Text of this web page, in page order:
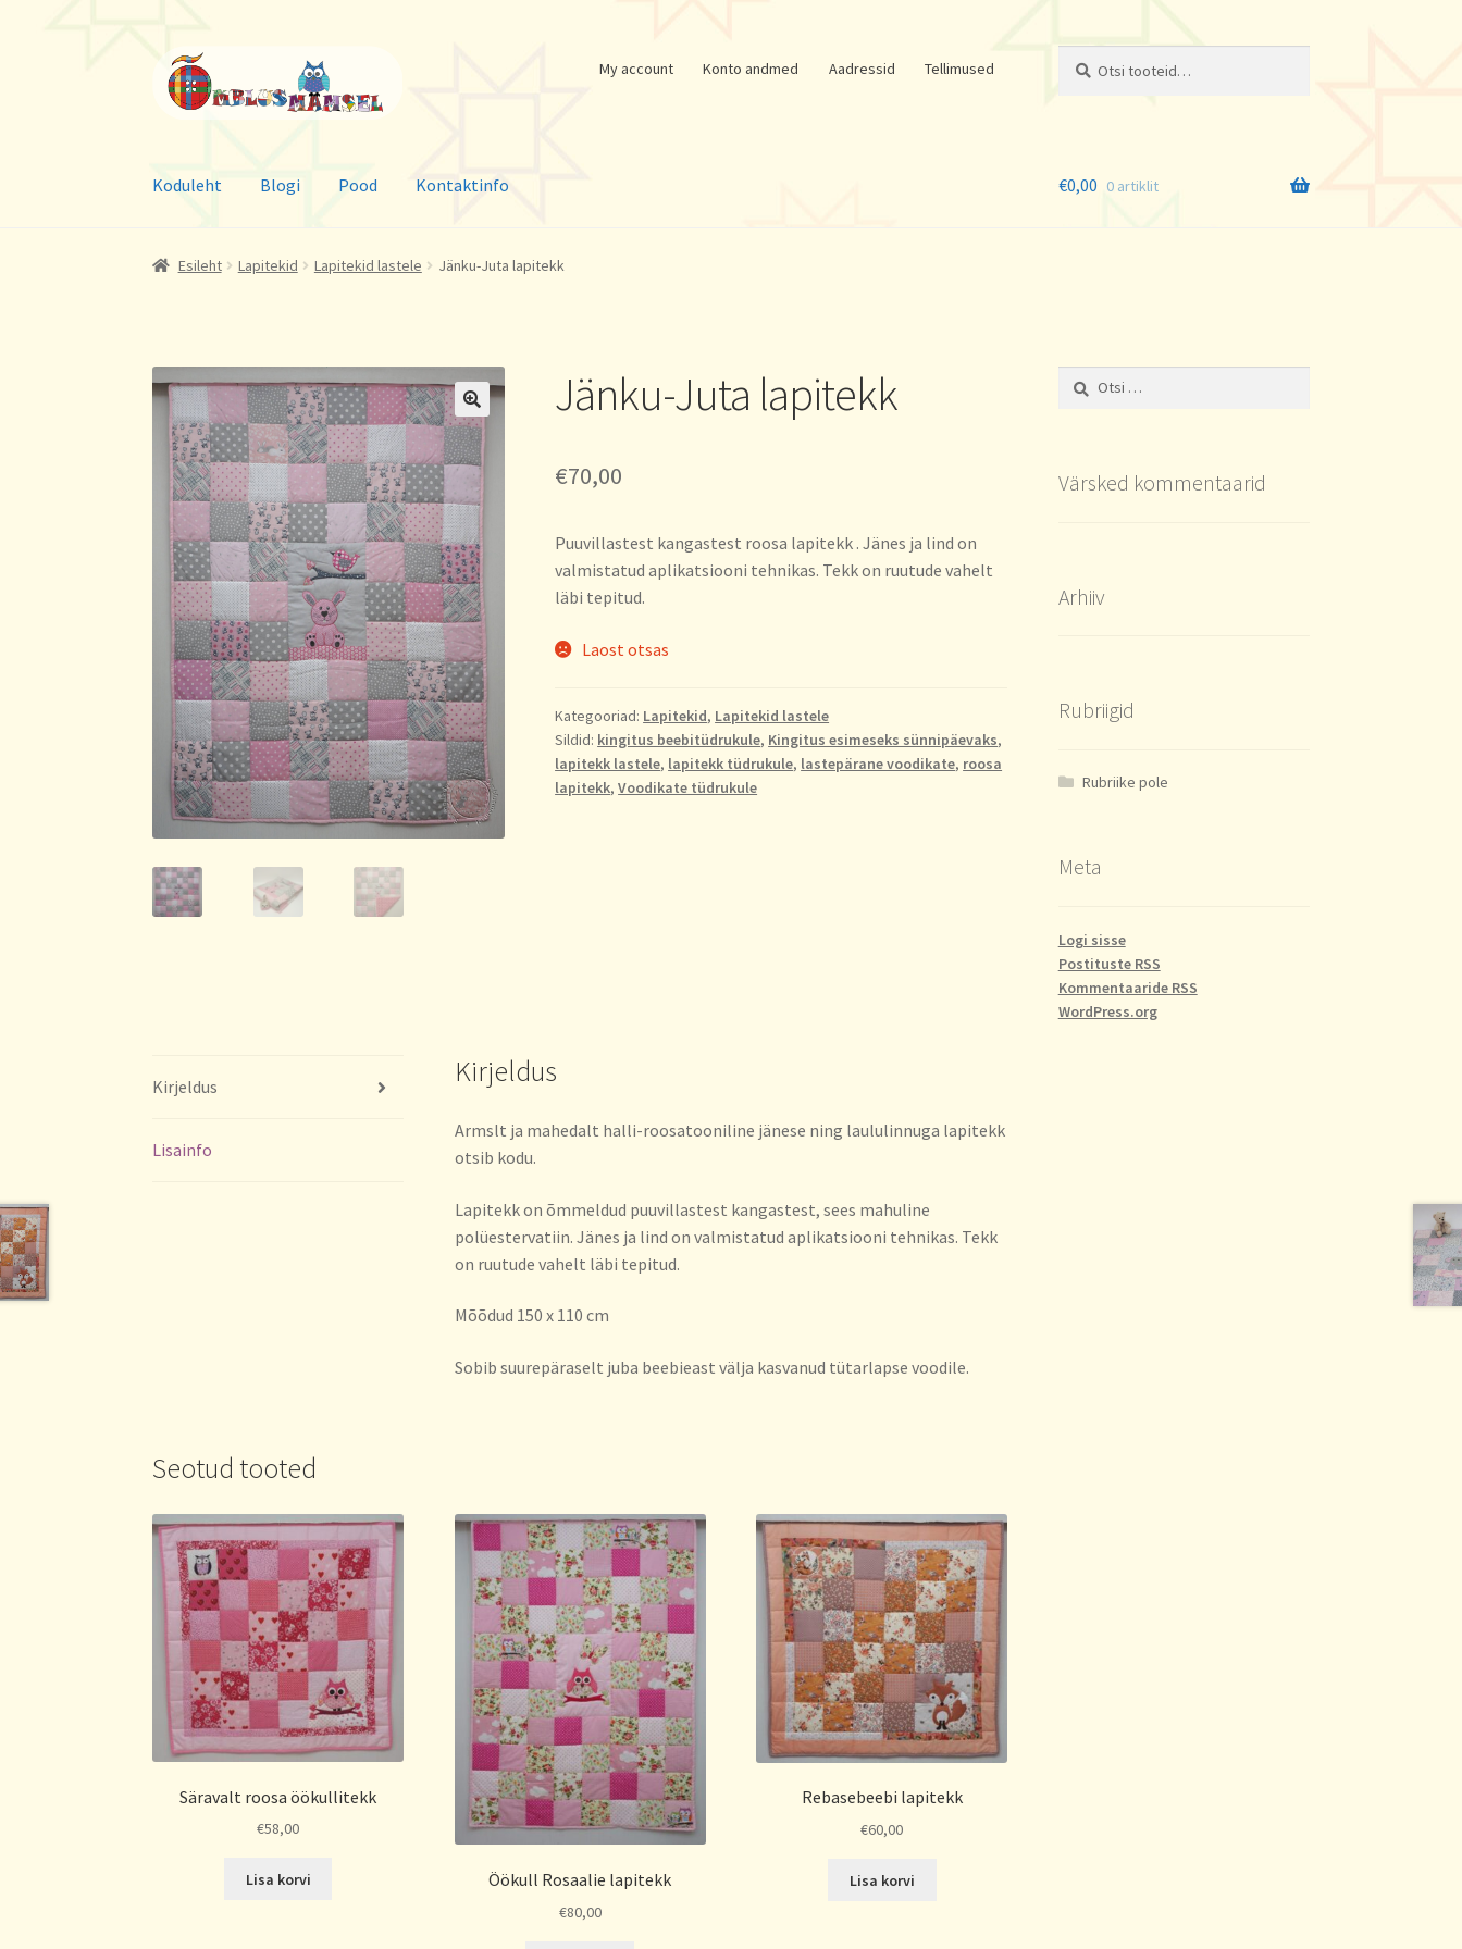
Liigu
navigeerimisele
Liigu
sisu
juurde
My account Konto andmed Aadressid Tellimused
Koduleht Blogi Pood Kontaktinfo €0,00 0 artiklit
Esileht Lapitekid Lapitekid lastele Jänku-Juta lapitekk
🔍
Jänku-Juta lapitekk
€70,00
Puuvillastest kangastest roosa lapitekk . Jänes ja lind on
valmistatud aplikatsiooni tehnikas. Tekk on ruutude vahelt
läbi tepitud.
Laost otsas
Kategooriad: Lapitekid, Lapitekid lastele
Sildid: kingitus beebitüdrukule, Kingitus esimeseks sünnipäevaks,
lapitekk lastele, lapitekk tüdrukule, lastepärane voodikate, roosa
lapitekk,Voodikate tüdrukule
Kirjeldus
Lisainfo
Kirjeldus
Armslt ja mahedalt halli-roosatooniline jänese ning laululinnuga lapitekk
otsib kodu.
Lapitekk on õmmeldud puuvillastest kangastest, sees mahuline
polüestervatiin. Jänes ja lind on valmistatud aplikatsiooni tehnikas. Tekk
on ruutude vahelt läbi tepitud.
Mõõdud 150 x 110 cm
Sobib suurepäraselt juba beebieast välja kasvanud tütarlapse voodile.
Seotud tooted
Säravalt roosa öökullitekk
€58,00
Lisa korvi Öökull Rosaalie lapitekk
€80,00
Rebasebeebi lapitekk
€60,00
Lisa korvi
Otsi:
Värsked kommentaarid
Arhiiv
Rubriigid
Rubriike pole
Meta
Logi sisse
Postituste RSS
Kommentaaride RSS
WordPress.org